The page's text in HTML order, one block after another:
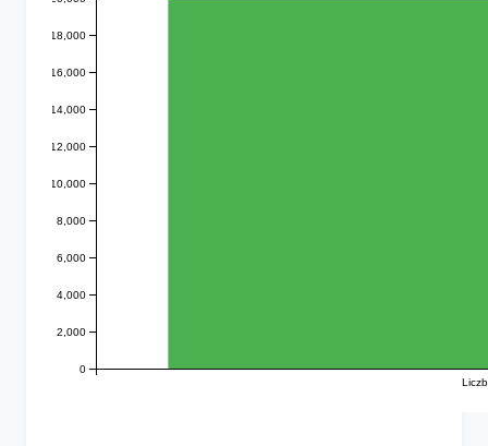
0
2,000
4,000
6,000
8,000
10,000
12,000
14,000
16,000
18,000